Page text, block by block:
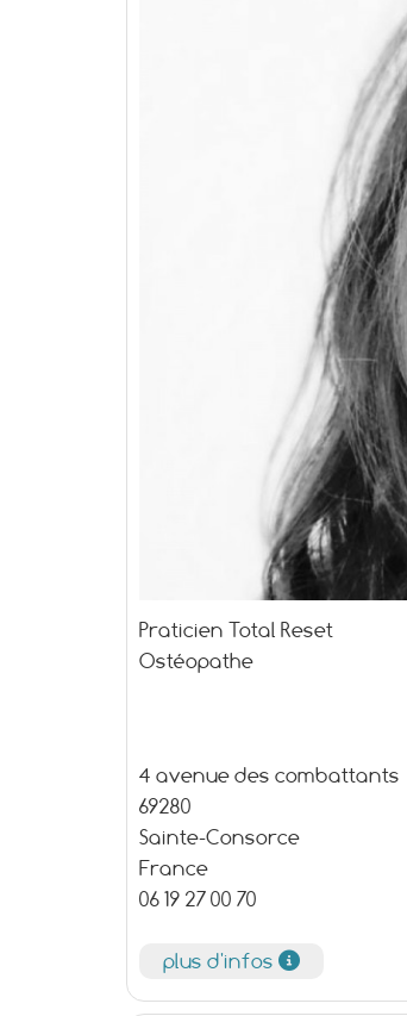
Praticien Total Reset
Ostéopathe
4 avenue des combattants
69280
Sainte-Consorce
France
06 19 27 00 70
plus d'infos